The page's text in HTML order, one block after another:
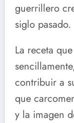
guerrillero
siglo pasado.
La receta
contribuir a
que
y la imagen